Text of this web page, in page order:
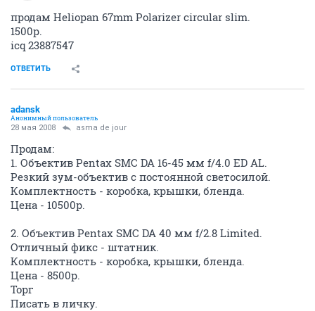
продам Heliopan 67mm Polarizer circular slim.
1500р.
icq 23887547
ОТВЕТИТЬ
adansk
Анонимный пользователь
28 мая 2008 asma de jour
Продам:
1. Объектив Pentax SMC DA 16-45 мм f/4.0 ED AL.
Резкий зум-объектив с постоянной светосилой.
Комплектность - коробка, крышки, бленда.
Цена - 10500р.
2. Объектив Pentax SMC DA 40 мм f/2.8 Limited.
Отличный фикс - штатник.
Комплектность - коробка, крышки, бленда.
Цена - 8500р.
Торг
Писать в личку.